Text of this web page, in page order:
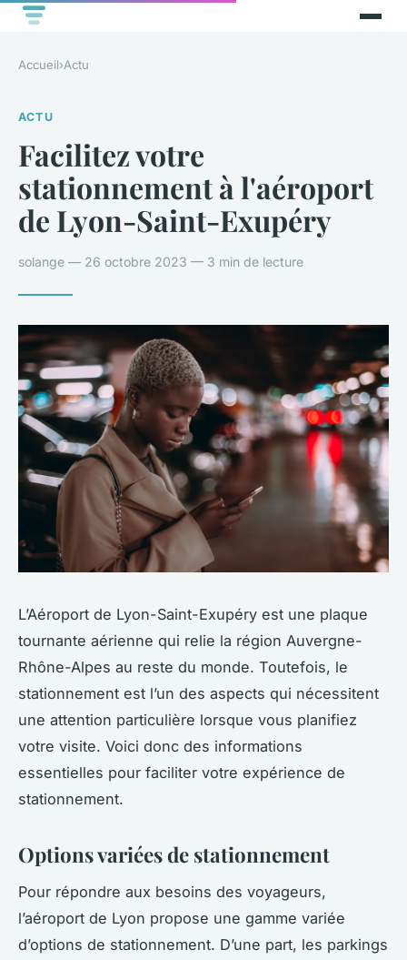
Accueil›Actu
ACTU
Facilitez votre
stationnement à l'aéroport
de Lyon-Saint-Exupéry
solange — 26 octobre 2023 — 3 min de lecture
L’Aéroport de Lyon-Saint-Exupéry est une plaque
tournante aérienne qui relie la région Auvergne-
Rhône-Alpes au reste du monde. Toutefois, le
stationnement est l’un des aspects qui nécessitent
une attention particulière lorsque vous planifiez
votre visite. Voici donc des informations
essentielles pour faciliter votre expérience de
stationnement.
Options variées de stationnement
Pour répondre aux besoins des voyageurs,
l’aéroport de Lyon propose une gamme variée
d’options de stationnement. D’une part, les parkings